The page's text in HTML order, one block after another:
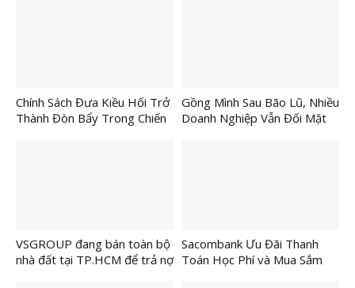
Chính Sách Đưa Kiều Hối Trở
Thành Đòn Bẩy Trong Chiến
Gồng Mình Sau Bão Lũ, Nhiều
Doanh Nghiệp Vẫn Đối Mặt
VSGROUP đang bán toàn bộ
nhà đất tại TP.HCM để trả nợ
Sacombank Ưu Đãi Thanh
Toán Học Phí và Mua Sắm